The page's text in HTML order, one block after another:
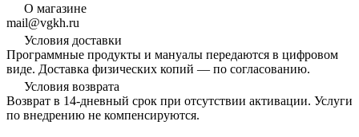
О магазине
mail@vgkh.ru
Условия доставки
Программные продукты и мануалы передаются в цифровом
виде. Доставка физических копий — по согласованию.
Условия возврата
Возврат в 14-дневный срок при отсутствии активации. Услуги
по внедрению не компенсируются.